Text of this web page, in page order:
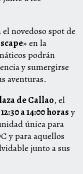
novedoso spot de
» en la
podrán
y sumergirse
aventuras.
de Callao, el
12:30 a 14:00 horasy
única para
y para aquellos
junto a sus